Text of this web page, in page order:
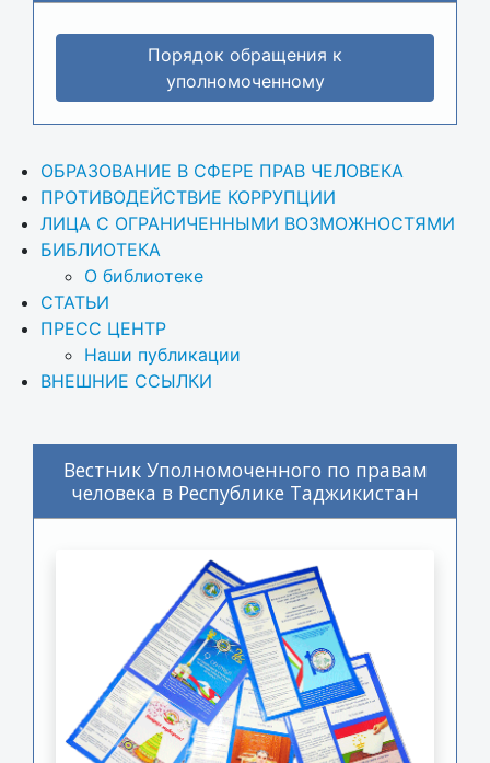
Порядок обращения к
уполномоченному
ОБРАЗОВАНИЕ В СФЕРЕ ПРАВ ЧЕЛОВЕКА
ПРОТИВОДЕЙСТВИЕ КОРРУПЦИИ
ЛИЦА С ОГРАНИЧЕННЫМИ ВОЗМОЖНОСТЯМИ
БИБЛИОТЕКА
О библиотеке
СТАТЬИ
ПРЕСС ЦЕНТР
Наши публикации
ВНЕШНИЕ ССЫЛКИ
Вестник Уполномоченного по правам
человека в Республике Таджикистан